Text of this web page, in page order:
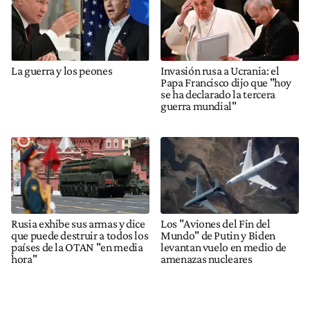
La guerra y los peones
Invasión rusa a Ucrania: el
Papa Francisco dijo que "hoy
se ha declarado la tercera
guerra mundial"
Rusia exhibe sus armas y dice
que puede destruir a todos los
países de la OTAN "en media
hora"
Los "Aviones del Fin del
Mundo" de Putin y Biden
levantan vuelo en medio de
amenazas nucleares